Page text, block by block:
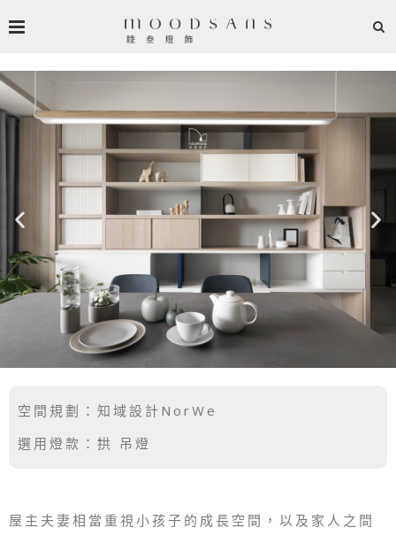
空間規劃： 知域設計NorWe
選用燈款：拱 吊燈
屋主夫妻相當重視小孩子的成長空間，以及家人之間